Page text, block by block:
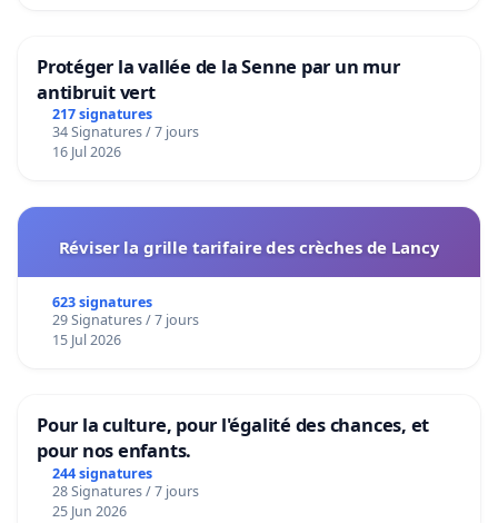
Protéger la vallée de la Senne par un mur
antibruit vert
217 signatures
34 Signatures / 7 jours
16 Jul 2026
Réviser la grille tarifaire des crèches de Lancy
623 signatures
29 Signatures / 7 jours
15 Jul 2026
Pour la culture, pour l'égalité des chances, et
pour nos enfants.
244 signatures
28 Signatures / 7 jours
25 Jun 2026